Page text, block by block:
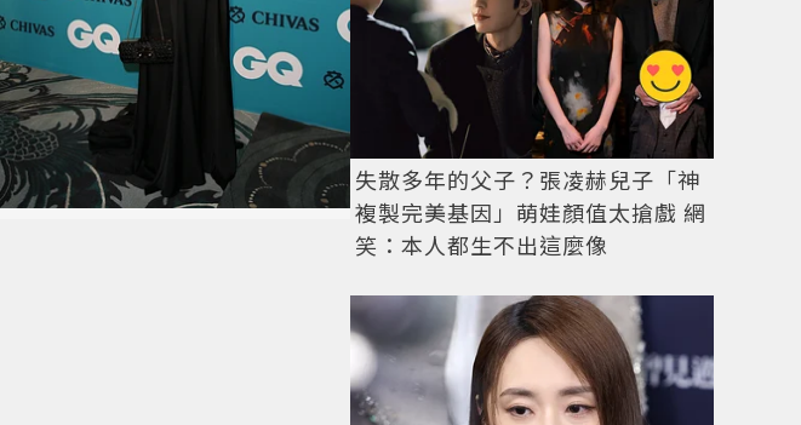
失散多年的父子？張凌赫兒子「神
複製完美基因」萌娃顏值太搶戲 網
笑：本人都生不出這麼像